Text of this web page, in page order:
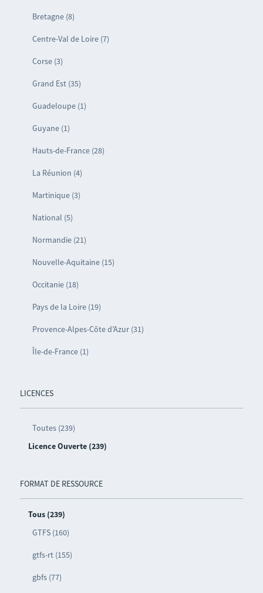
Bretagne (8)
Centre-Val de Loire (7)
Corse (3)
Grand Est (35)
Guadeloupe (1)
Guyane (1)
Hauts-de-France (28)
La Réunion (4)
Martinique (3)
National (5)
Normandie (21)
Nouvelle-Aquitaine (15)
Occitanie (18)
Pays de la Loire (19)
Provence-Alpes-Côte d’Azur (31)
Île-de-France (1)
LICENCES
Toutes (239)
Licence Ouverte (239)
FORMAT DE RESSOURCE
Tous (239)
GTFS (160)
gtfs-rt (155)
gbfs (77)